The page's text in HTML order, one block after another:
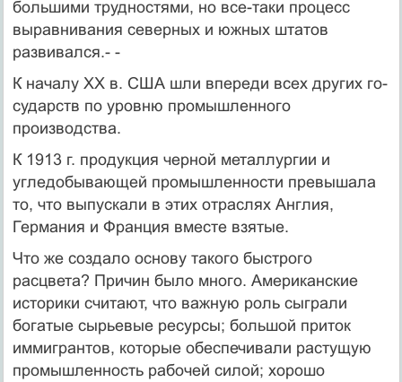
большими трудностями, но все-таки процесс
выравни­вания северных и южных штатов
развивался.- -
К началу XX в. США шли впереди всех других го­
сударств по уровню промышленного
производства.
К 1913 г. продукция черной металлургии и
угледобы­вающей промышленности превышала
то, что выпуска­ли в этих отраслях Англия,
Германия и Франция вместе взятые.
Что же создало основу такого быстрого
расцвета? Причин было много. Американские
историки счита­ют, что важную роль сыграли
богатые сырьевые ресур­сы; большой приток
иммигрантов, которые обеспечи­вали растущую
промышленность рабочей силой; хоро­шо